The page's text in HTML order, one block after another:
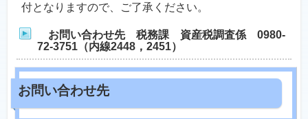
付となりますので、ご了承ください。
お問い合わせ先 税務課 資産税調査係 0980-
72-3751（内線2448，2451）